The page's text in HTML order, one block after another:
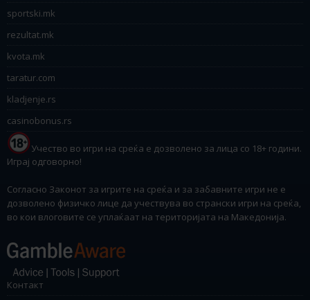
sportski.mk
rezultat.mk
kvota.mk
taratur.com
kladjenje.rs
casinobonus.rs
Учество во игри на среќа е дозволено за лица со 18+ години.
Играј одговорно!
Согласно Законот за игрите на среќа и за забавните игри не е
дозволено физичко лице да учествува во странски игри на среќа,
во кои влоговите се уплаќаат на територијата на Македонија.
Контакт